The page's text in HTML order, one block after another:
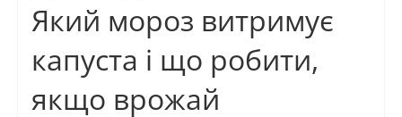
Який мороз витримує
капуста і що робити,
якщо врожай